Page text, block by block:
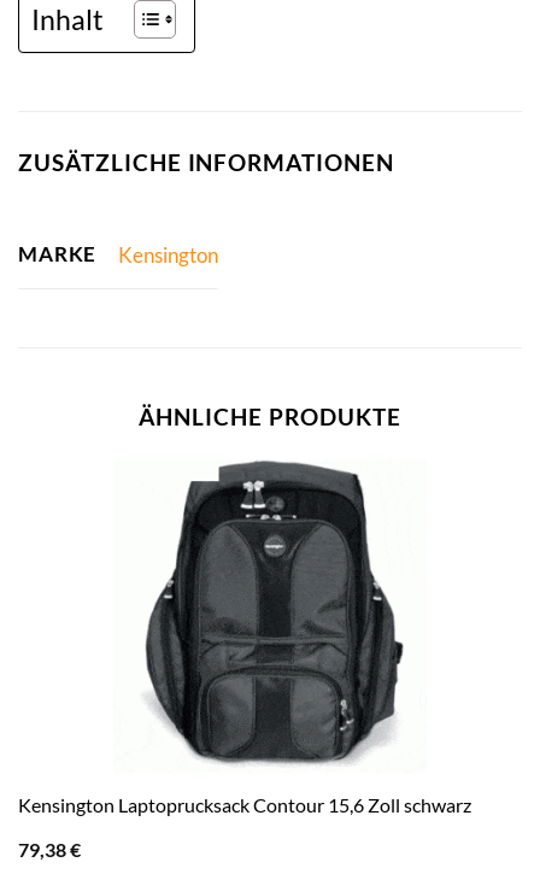
Inhalt
ZUSÄTZLICHE INFORMATIONEN
MARKE Kensington
ÄHNLICHE PRODUKTE
Kensington Laptoprucksack Contour 15,6 Zoll schwarz
79,38€